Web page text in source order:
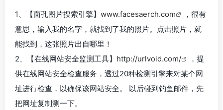
1、【面孔图片搜索引擎】 www.facesaerch.com
，很有
意思，输入我的名字，就找到了我的照片。点击照片，就
能找到，这张照片出自哪里！
2、【在线网站安全监测工具】 http://urlvoid.com/
，提
供在线网站安全检查服务，透过20种检测引擎来对某个网
址进行检查，以确保该网站安全。 以后碰到钓鱼邮件，先
把网址复制测一下。